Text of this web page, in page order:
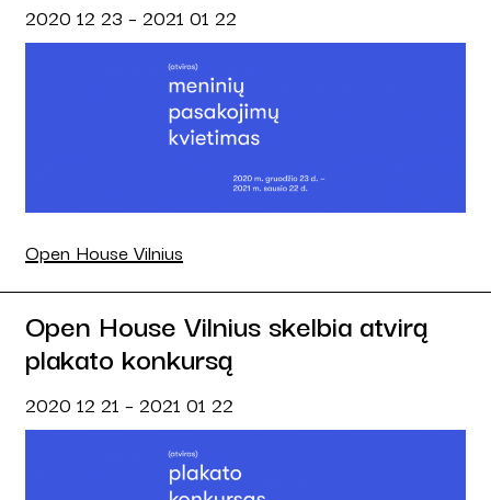
2020 12 23 – 2021 01 22
Open House Vilnius
Open House Vilnius skelbia atvirą
plakato konkursą
2020 12 21 – 2021 01 22